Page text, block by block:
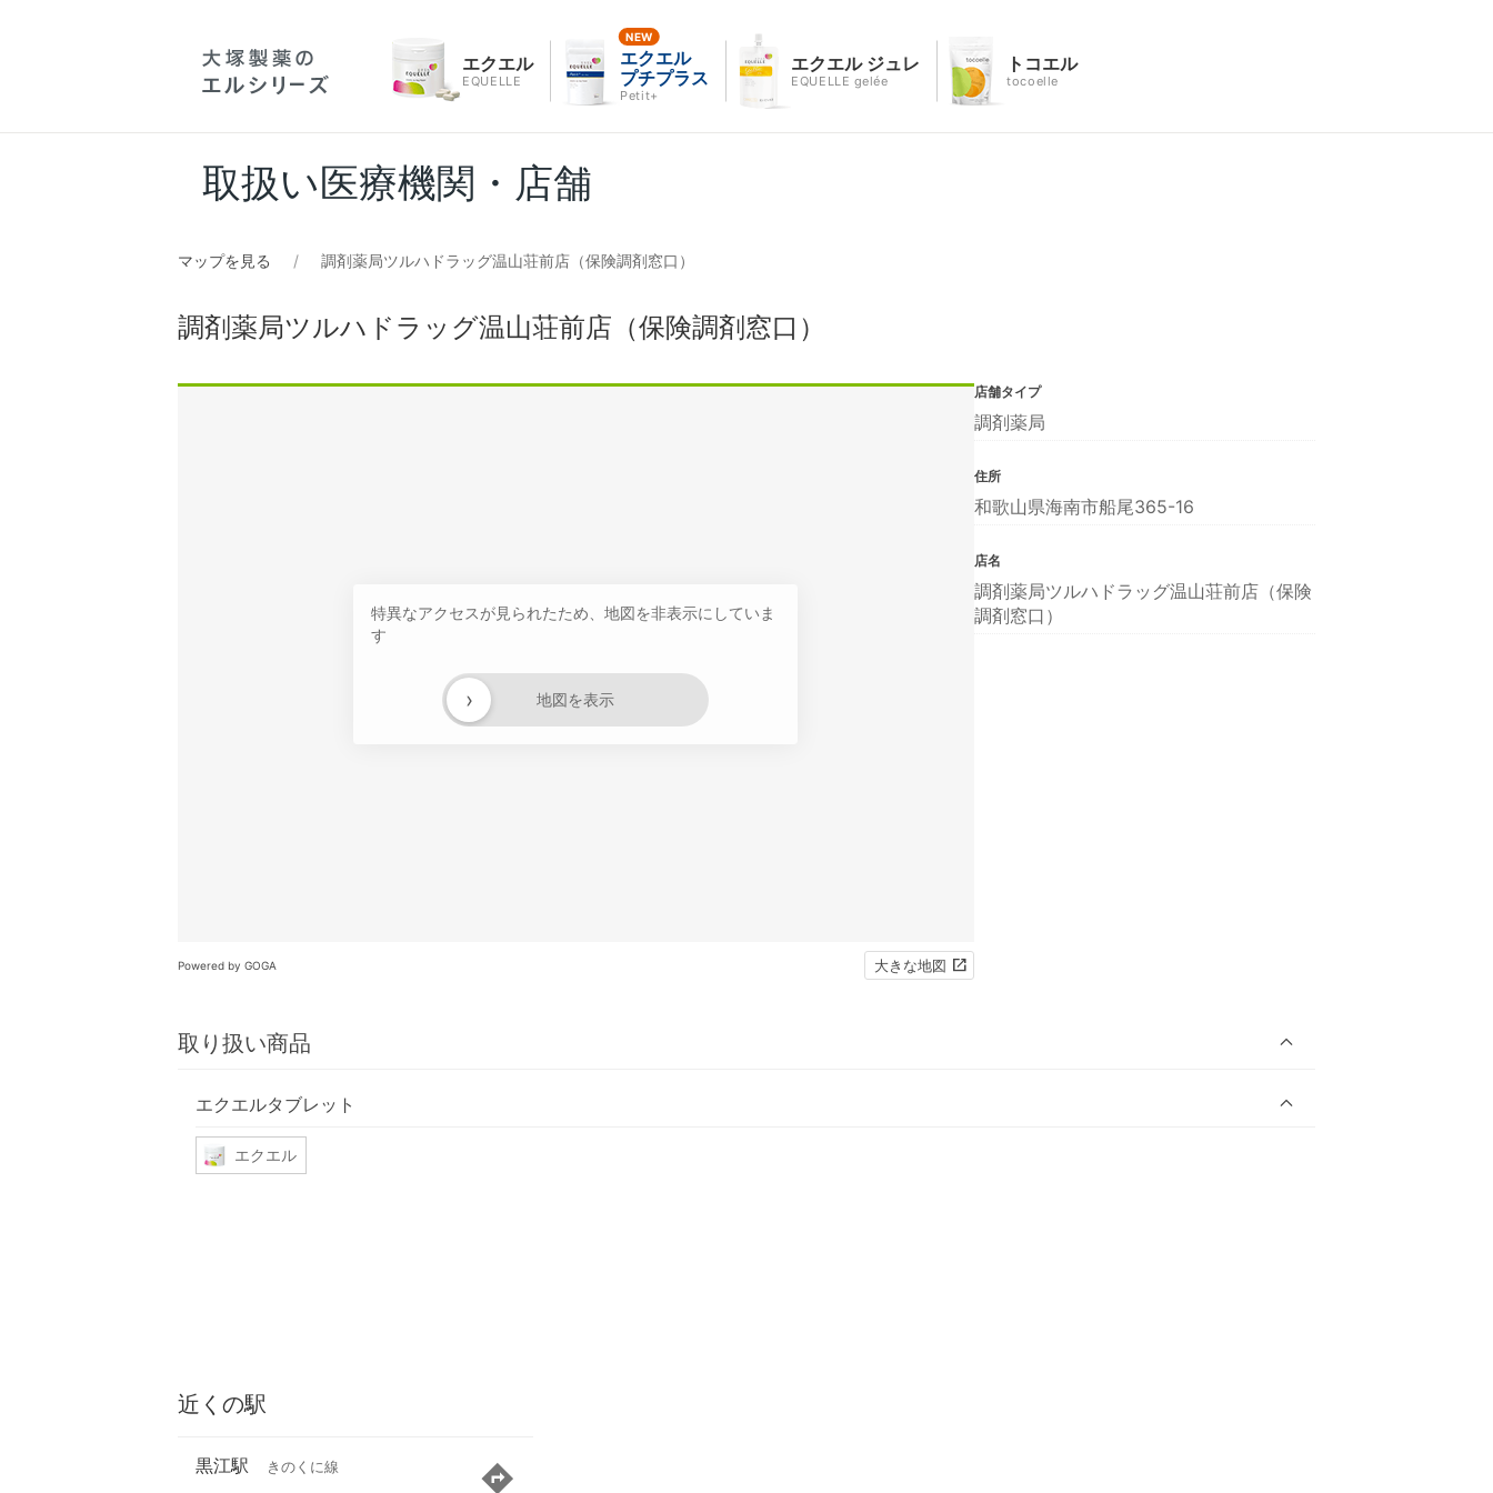
エクエル
EQUELLE
エクエル
プチプラス
Petit+
エクエル ジュレ
EQUELLE gelée
トコエル
tocoelle
取扱い医療機関・店舗
マップを見る 調剤薬局ツルハドラッグ温山荘前店（保険調剤窓口）
調剤薬局ツルハドラッグ温山荘前店（保険調剤窓口）
特異なアクセスが見られたため、地図を非表示にしていま
す
地図を表示
›
Powered by GOGA 大きな地図
取り扱い商品
エクエルタブレット
エクエル
店舗タイプ
調剤薬局
住所
和歌山県海南市船尾365-16
店名
調剤薬局ツルハドラッグ温山荘前店（保険
調剤窓口）
近くの駅
黒江駅 きのくに線